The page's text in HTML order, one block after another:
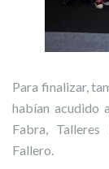
Para finalizar,
habían acudido
Fabra,
Fallero.